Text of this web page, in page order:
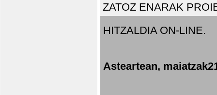
ZATOZ ENARAK
HITZALDIA ON-LINE.
Asteartean,